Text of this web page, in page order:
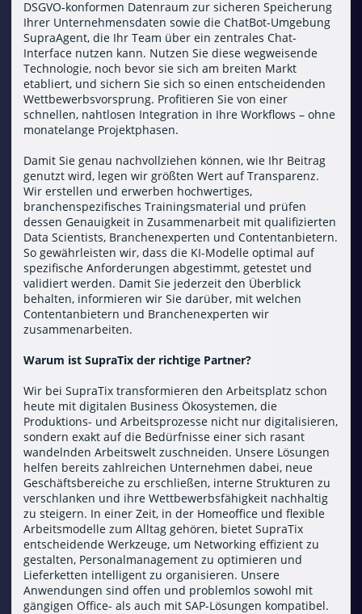
DSGVO-konformen Datenraum zur sicheren Speicherung
Ihrer Unternehmensdaten sowie die ChatBot-Umgebung
SupraAgent, die Ihr Team über ein zentrales Chat-
Interface nutzen kann. Nutzen Sie diese wegweisende
Technologie, noch bevor sie sich am breiten Markt
etabliert, und sichern Sie sich so einen entscheidenden
Wettbewerbsvorsprung. Profitieren Sie von einer
schnellen, nahtlosen Integration in Ihre Workflows – ohne
monatelange Projektphasen.
Damit Sie genau nachvollziehen können, wie Ihr Beitrag
genutzt wird, legen wir größten Wert auf Transparenz.
Wir erstellen und erwerben hochwertiges,
branchenspezifisches Trainingsmaterial und prüfen
dessen Genauigkeit in Zusammenarbeit mit qualifizierten
Data Scientists, Branchenexperten und Contentanbietern.
So gewährleisten wir, dass die KI-Modelle optimal auf
spezifische Anforderungen abgestimmt, getestet und
validiert werden. Damit Sie jederzeit den Überblick
behalten, informieren wir Sie darüber, mit welchen
Contentanbietern und Branchenexperten wir
zusammenarbeiten.
Warum ist SupraTix der richtige Partner?
Wir bei SupraTix transformieren den Arbeitsplatz schon
heute mit digitalen Business Ökosystemen, die
Produktions- und Arbeitsprozesse nicht nur digitalisieren,
sondern exakt auf die Bedürfnisse einer sich rasant
wandelnden Arbeitswelt zuschneiden. Unsere Lösungen
helfen bereits zahlreichen Unternehmen dabei, neue
Geschäftsbereiche zu erschließen, interne Strukturen zu
verschlanken und ihre Wettbewerbsfähigkeit nachhaltig
zu steigern. In einer Zeit, in der Homeoffice und flexible
Arbeitsmodelle zum Alltag gehören, bietet SupraTix
entscheidende Werkzeuge, um Networking effizient zu
gestalten, Personalmanagement zu optimieren und
Lieferketten intelligent zu organisieren. Unsere
Anwendungen sind offen und problemlos sowohl mit
gängigen Office- als auch mit SAP-Lösungen kompatibel.